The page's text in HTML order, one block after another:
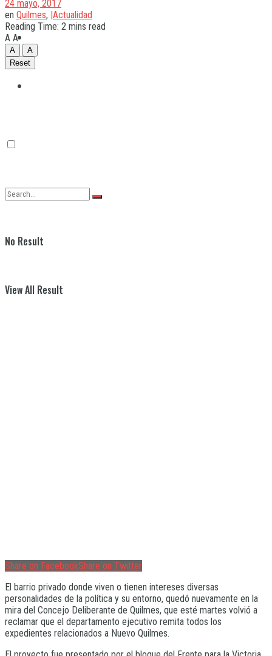
No Result
View All Result
24 mayo, 2017
en Quilmes, |Actualidad
Reading Time: 2 mins read
A A
A
A
Reset
Share on FacebookShare on Twitter
El barrio privado donde viven o tienen intereses diversas
personalidades de la política y su entorno, quedó nuevamente en la
mira del Concejo Deliberante de Quilmes, que esté martes volvió a
reclamar que el departamento ejecutivo remita todos los
expedientes relacionados a Nuevo Quilmes.